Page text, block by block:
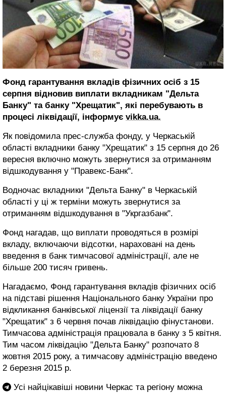
Фонд гарантування вкладів фізичних осіб з 15
серпня відновив виплати вкладникам "Дельта
Банку" та банку "Хрещатик", які перебувають в
процесі ліквідації, інформує vikka.ua.
Як повідомила прес-служба фонду, у Черкаській
області вкладники банку "Хрещатик" з 15 серпня до 26
вересня включно можуть звернутися за отриманням
відшкодування у "Правекс-Банк".
Водночас вкладники "Дельта Банку" в Черкаській
області у ці ж терміни можуть звернутися за
отриманням відшкодування в "Укргазбанк".
Фонд нагадав, що виплати проводяться в розмірі
вкладу, включаючи відсотки, нараховані на день
введення в банк тимчасової адміністрації, але не
більше 200 тисяч гривень.
Нагадаємо, Фонд гарантування вкладів фізичних осіб
на підставі рішення Національного банку України про
відкликання банківської ліцензії та ліквідації банку
"Хрещатик" з 6 червня почав ліквідацію фінустанови.
Тимчасова адміністрація працювала в банку з 5 квітня.
Тим часом ліквідацію "Дельта Банку" розпочато 8
жовтня 2015 року, а тимчасову адміністрацію введено
2 березня 2015 р.
Усі найцікавіші новини Черкас та регіону можна